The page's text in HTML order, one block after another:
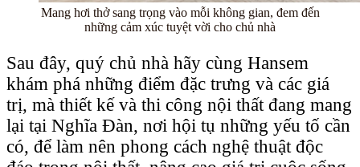
Mang hơi thở sang trọng vào mỗi không gian, đem đến
những cảm xúc tuyệt vời cho chủ nhà
Sau đây, quý chủ nhà hãy cùng Hansem
khám phá những điểm đặc trưng và các giá
trị, mà thiết kế và thi công nội thất đang mang
lại tại Nghĩa Đàn, nơi hội tụ những yếu tố cần
có, để làm nên phong cách nghệ thuật độc